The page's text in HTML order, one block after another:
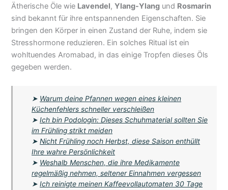
Ätherische Öle wie Lavendel,Ylang-Ylang und Rosmarin
sind bekannt für ihre entspannenden Eigenschaften. Sie
bringen den Körper in einen Zustand der Ruhe, indem sie
Stresshormone reduzieren. Ein solches Ritual ist ein
wohltuendes Aromabad, in das einige Tropfen dieses Öls
gegeben werden.
➤ Warum deine Pfannen wegen eines kleinen
Küchenfehlers schneller verschleißen
➤Ich bin Podologin: Dieses Schuhmaterial sollten Sie
im Frühling strikt meiden
➤Nicht Frühling noch Herbst, diese Saison enthüllt
Ihre wahre Persönlichkeit
➤ Weshalb Menschen, die ihre Medikamente
regelmäßig nehmen, seltener Einnahmen vergessen
➤Ich reinigte meinen Kaffeevollautomaten 30 Tage